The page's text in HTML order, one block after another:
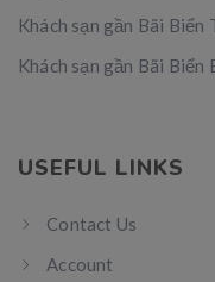
Khách sạn gần Bãi Biển
Khách sạn gần Bãi Biển
USEFUL LINKS
Contact Us
Account